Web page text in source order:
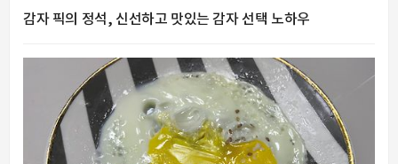
감자 픽의 정석, 신선하고 맛있는 감자 선택 노하우